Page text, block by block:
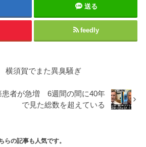
送る
feedly
須賀でまた異臭騒ぎ
患者が急増 6週間の間に40年
で見た総数を超えている
らの記事も人気です。